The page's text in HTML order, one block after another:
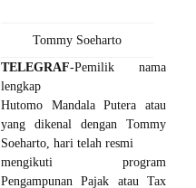
Tommy Soeharto
TELEGRAF-Pemilik nama
lengkap
Hutomo Mandala Putera atau
yang dikenal dengan Tommy
Soeharto, hari telah resmi
mengikuti program
Pengampunan Pajak atau Tax